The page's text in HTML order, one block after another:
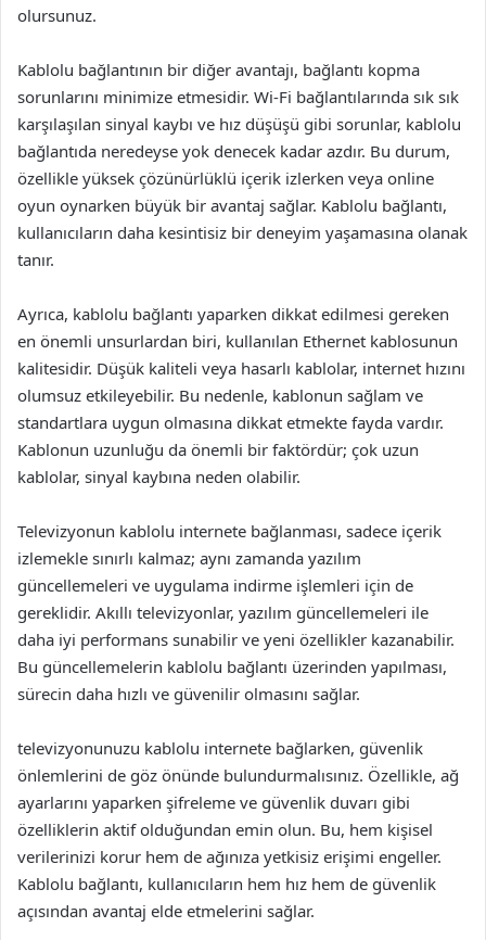
olursunuz.
Kablolu bağlantının bir diğer avantajı, bağlantı kopma
sorunlarını minimize etmesidir. Wi-Fi bağlantılarında sık sık
karşılaşılan sinyal kaybı ve hız düşüşü gibi sorunlar, kablolu
bağlantıda neredeyse yok denecek kadar azdır. Bu durum,
özellikle yüksek çözünürlüklü içerik izlerken veya online
oyun oynarken büyük bir avantaj sağlar. Kablolu bağlantı,
kullanıcıların daha kesintisiz bir deneyim yaşamasına olanak
tanır.
Ayrıca, kablolu bağlantı yaparken dikkat edilmesi gereken
en önemli unsurlardan biri, kullanılan Ethernet kablosunun
kalitesidir. Düşük kaliteli veya hasarlı kablolar, internet hızını
olumsuz etkileyebilir. Bu nedenle, kablonun sağlam ve
standartlara uygun olmasına dikkat etmekte fayda vardır.
Kablonun uzunluğu da önemli bir faktördür; çok uzun
kablolar, sinyal kaybına neden olabilir.
Televizyonun kablolu internete bağlanması, sadece içerik
izlemekle sınırlı kalmaz; aynı zamanda yazılım
güncellemeleri ve uygulama indirme işlemleri için de
gereklidir. Akıllı televizyonlar, yazılım güncellemeleri ile
daha iyi performans sunabilir ve yeni özellikler kazanabilir.
Bu güncellemelerin kablolu bağlantı üzerinden yapılması,
sürecin daha hızlı ve güvenilir olmasını sağlar.
televizyonunuzu kablolu internete bağlarken, güvenlik
önlemlerini de göz önünde bulundurmalısınız. Özellikle, ağ
ayarlarını yaparken şifreleme ve güvenlik duvarı gibi
özelliklerin aktif olduğundan emin olun. Bu, hem kişisel
verilerinizi korur hem de ağınıza yetkisiz erişimi engeller.
Kablolu bağlantı, kullanıcıların hem hız hem de güvenlik
açısından avantaj elde etmelerini sağlar.